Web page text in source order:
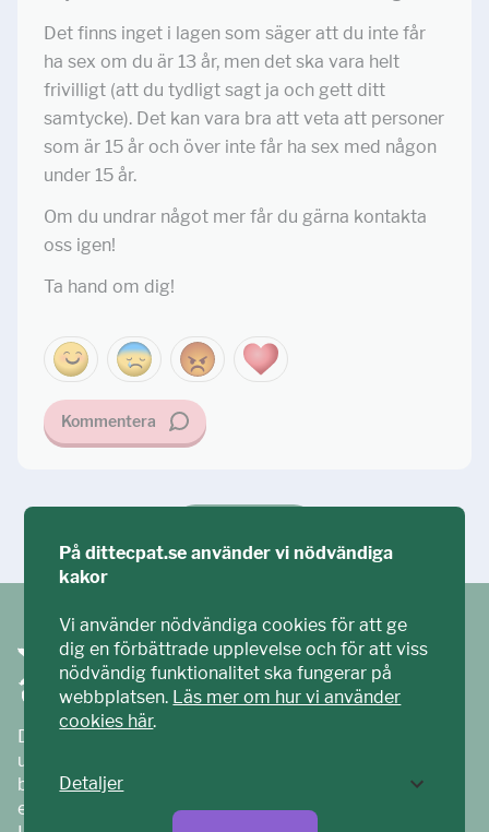
Det finns inget i lagen som säger att du inte får
ha sex om du är 13 år, men det ska vara helt
frivilligt (att du tydligt sagt ja och gett ditt
samtycke). Det kan vara bra att veta att personer
som är 15 år och över inte får ha sex med någon
under 15 år.
Om du undrar något mer får du gärna kontakta
oss igen!
Ta hand om dig!
Kommentera
Ditt ECPAT har tagits fram tillsammans med barn och
unga. Vi är en del av ECPAT Sverige – en
barnrättsorganisation som arbetar mot sexuell
exploatering av barn.
På dittecpat.se använder vi nödvändiga
kakor
Vi använder nödvändiga cookies för att ge
dig en förbättrade upplevelse och för att viss
nödvändig funktionalitet ska fungerar på
webbplatsen. Läs mer om hur vi använder
cookies här.
Detaljer